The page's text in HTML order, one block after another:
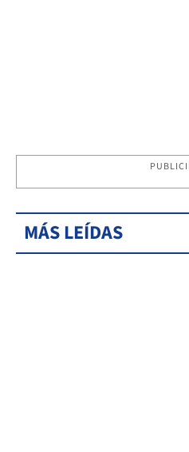
MÁS LEÍDAS